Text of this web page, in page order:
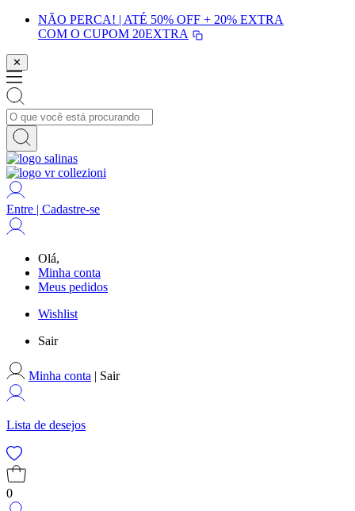
NÃO PERCA! | ATÉ 50% OFF + 20% EXTRA
COM O CUPOM 20EXTRA
✕
Entre | Cadastre-se
Olá,
Minha conta
Meus pedidos
Wishlist
Sair
Minha conta | Sair
Lista de desejos
0